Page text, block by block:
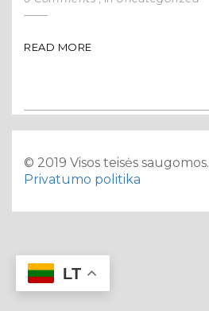
READ MORE
© 2019 Visos teisės saugomos.
Privatumo politika
LT